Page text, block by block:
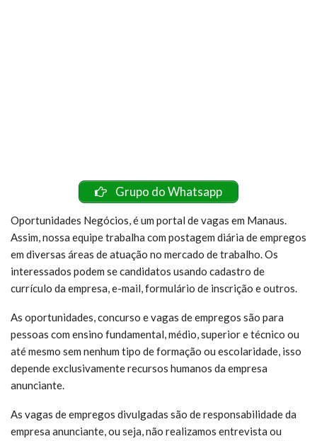
Grupo do Whatsapp
Oportunidades Negócios, é um portal de vagas em Manaus.
Assim, nossa equipe trabalha com postagem diária de empregos
em diversas áreas de atuação no mercado de trabalho. Os
interessados podem se candidatos usando cadastro de
currículo da empresa, e-mail, formulário de inscrição e outros.
As oportunidades, concurso e vagas de empregos são para
pessoas com ensino fundamental, médio, superior e técnico ou
até mesmo sem nenhum tipo de formação ou escolaridade, isso
depende exclusivamente recursos humanos da empresa
anunciante.
As vagas de empregos divulgadas são de responsabilidade da
empresa anunciante, ou seja, não realizamos entrevista ou